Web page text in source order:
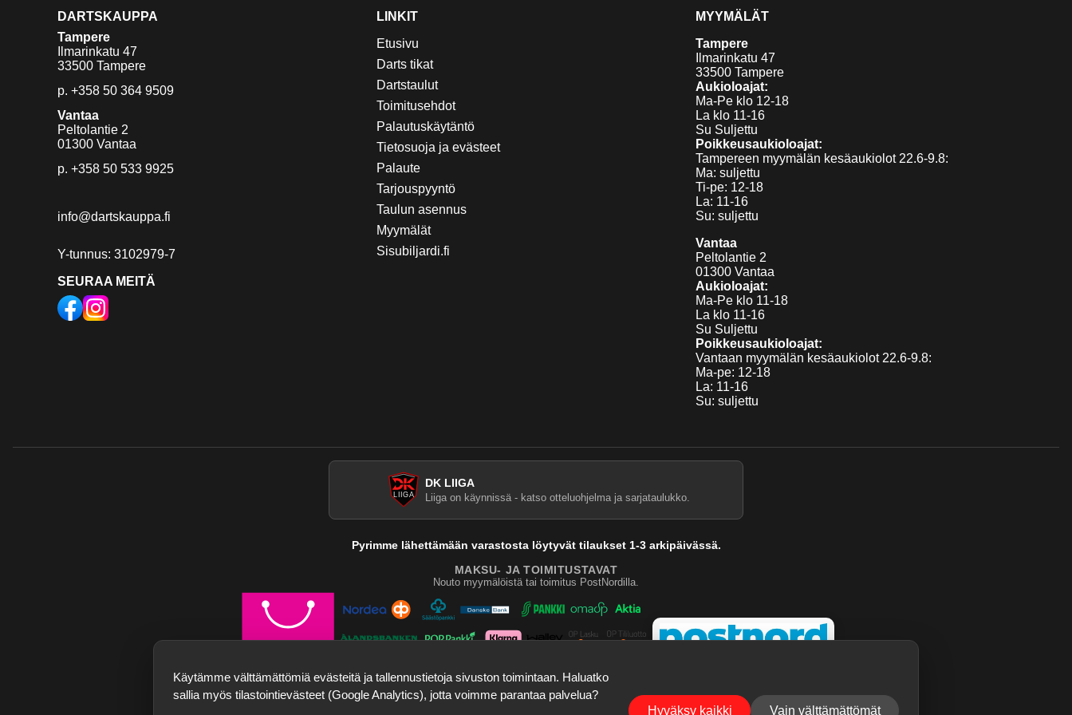
DARTSKAUPPA
Tampere
Ilmarinkatu 47
33500 Tampere
p. +358 50 364 9509
Vantaa
Peltolantie 2
01300 Vantaa
p. +358 50 533 9925
info@dartskauppa.fi
Y-tunnus: 3102979-7
SEURAA MEITÄ
LINKIT
Etusivu
Darts tikat
Dartstaulut
Toimitusehdot
Palautuskäytäntö
Tietosuoja ja evästeet
Palaute
Tarjouspyyntö
Taulun asennus
Myymälät
Sisubiljardi.fi
MYYMÄLÄT
Tampere
Ilmarinkatu 47
33500 Tampere
Aukioloajat:
Ma-Pe klo 12-18
La klo 11-16
Su Suljettu
Poikkeusaukioloajat:
Tampereen myymälän kesäaukiolot 22.6-9.8:
Ma: suljettu
Ti-pe: 12-18
La: 11-16
Su: suljettu
Vantaa
Peltolantie 2
01300 Vantaa
Aukioloajat:
Ma-Pe klo 11-18
La klo 11-16
Su Suljettu
Poikkeusaukioloajat:
Vantaan myymälän kesäaukiolot 22.6-9.8:
Ma-pe: 12-18
La: 11-16
Su: suljettu
DK LIIGA
Liiga on käynnissä - katso otteluohjelma ja sarjataulukko.
Pyrimme lähettämään varastosta löytyvät tilaukset 1-3 arkipäivässä.
MAKSU- JA TOIMITUSTAVAT
Nouto myymälöistä tai toimitus PostNordilla.
. Kaikki oikeudet pidätetään.
Käytämme välttämättömiä evästeitä ja tallennustietoja sivuston toimintaan. Haluatko
sallia myös tilastointievästeet (Google Analytics), jotta voimme parantaa palvelua?
Hyväksy kaikki
Vain välttämättömät